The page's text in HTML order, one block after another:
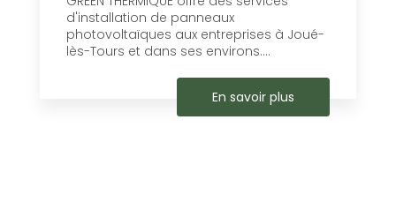
d'installation de panneaux
photovoltaïques aux entreprises à Joué-
lès-Tours et dans ses environs....
En savoir plus